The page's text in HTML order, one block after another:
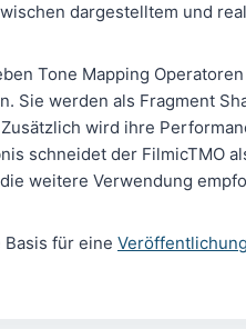
dargestelltem und
Tone Mapping
Sie werden als Fragment
wird ihre
schneidet der FilmicTMO
weitere Verwendung
für eine Veröffentlichung